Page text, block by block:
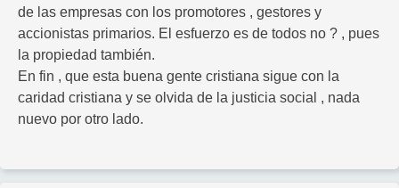
de las empresas con los promotores , gestores y
accionistas primarios. El esfuerzo es de todos no ? , pues
la propiedad también.
En fin , que esta buena gente cristiana sigue con la
caridad cristiana y se olvida de la justicia social , nada
nuevo por otro lado.